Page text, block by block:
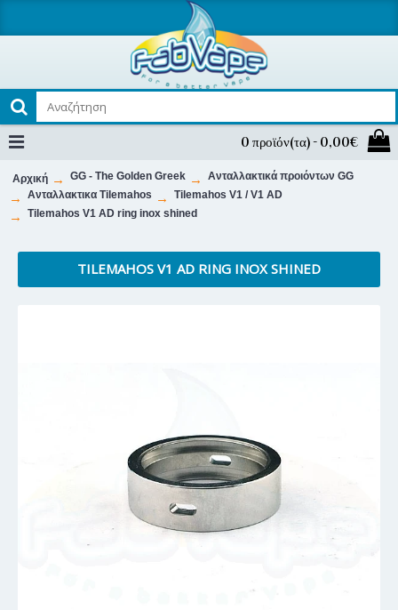
0 προϊόν(τα) - 0,00€
Αρχική GG - The Golden Greek
Ανταλλακτικά προιόντων GG
Ανταλλακτικα Tilemahos
Tilemahos V1 / V1 AD
Tilemahos V1 AD ring inox shined
TILEMAHOS V1 AD RING INOX SHINED